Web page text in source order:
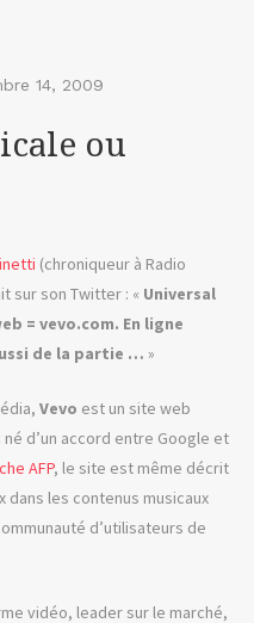
14, 2009
ou
(chroniqueur à Radio
sur son Twitter : « Universal
= vevo.com. En ligne
de la partie … »
Vevo est un site web
d’un accord entre Google et
AFP, le site est même décrit
dans les contenus musicaux
d’utilisateurs de
vidéo, leader sur le marché,